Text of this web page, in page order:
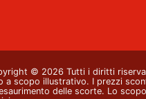
© 2026 Tutti i diritti
a scopo illustrativo. I prezzi
delle scorte. Lo